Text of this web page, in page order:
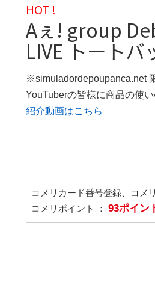
HOT !
Aぇ! group
LIVE トートバ
※simuladordepoupanca.net
YouTuberの皆様に商品の使
紹介動画はこちら
コメリカード番号登録、コメ
コメリポイント ： 93ポイン